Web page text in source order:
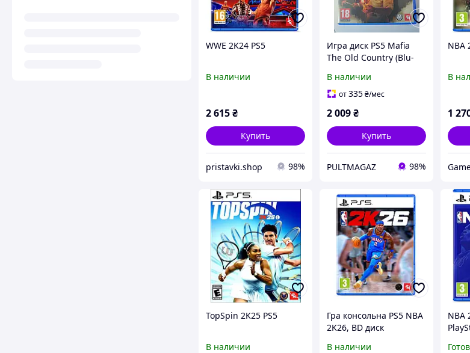
WWE 2K24 PS5
В наличии
2 615₴
Купить
pristavki.shop 98%
Игра диск PS5 Mafia
The Old Country (Blu-
В наличии
от335₴/мес
2 009₴
Купить
PULTMAGAZ 98%
NBA
В
1
TopSpin 2K25 PS5
В наличии
Гра консольна PS5 NBA
2K26, BD диск
В наличии
NBA